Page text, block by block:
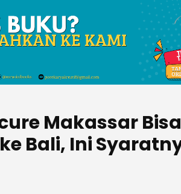
Makassar
Bali, Ini